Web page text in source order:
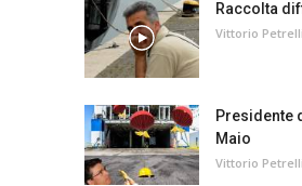
Raccolta
Vittorio Petrelli
Presidente
Maio
Vittorio Petrelli